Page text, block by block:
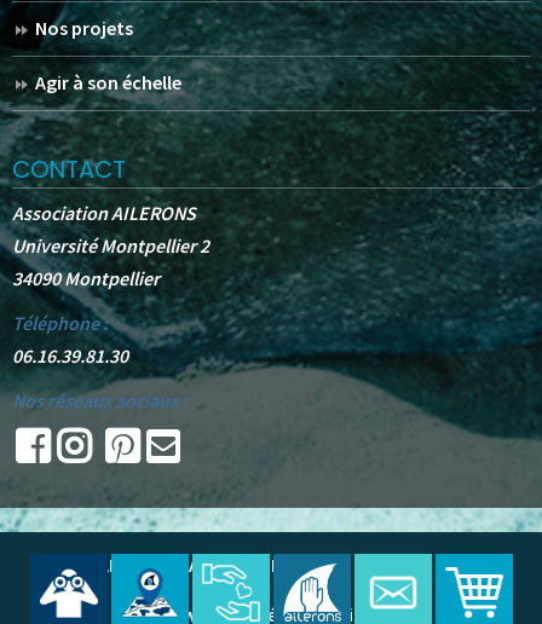
Nos projets
Agir à son échelle
CONTACT
Association AILERONS
Université Montpellier 2
34090 Montpellier
Téléphone :
06.16.39.81.30
Nos réseaux sociaux :
© 2025 - AILERONS . All Rights Reserved.
Site web réalisé par Oudine A.